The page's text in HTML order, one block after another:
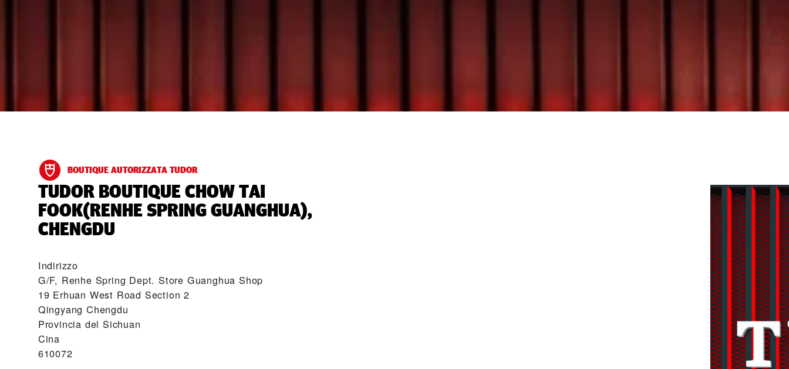
BOUTIQUE AUTORIZZATA TUDOR
‭TUDOR BOUTIQUE CHOW TAI
FOOK(RENHE SPRING GUANGHUA),
CHENGDU‬
Indirizzo
G/F, Renhe Spring Dept. Store Guanghua Shop
19 Erhuan West Road Section 2
Qingyang Chengdu
Provincia del Sichuan
Cina
610072